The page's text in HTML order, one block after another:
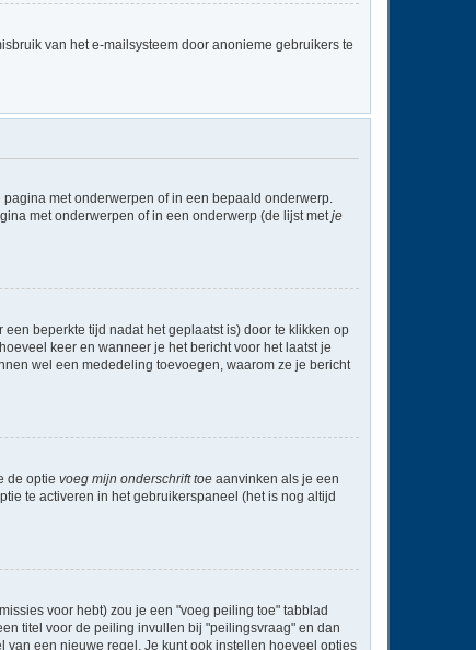
van het e-mailsysteem door anonieme gebruikers te
met onderwerpen of in een bepaald onderwerp.
met onderwerpen of in een onderwerp (de lijst metje
beperkte tijd nadat het geplaatst is) door te klikken op
keer en wanneer je het bericht voor het laatst je
wel een mededeling toevoegen, waarom ze je bericht
de optie voeg mijn onderschrift toe aanvinken als je een
te activeren in het gebruikerspaneel (het is nog altijd
voor hebt) zou je een "voeg peiling toe" tabblad
titel voor de peiling invullen bij "peilingsvraag" en dan
een nieuwe regel. Je kunt ook instellen hoeveel opties